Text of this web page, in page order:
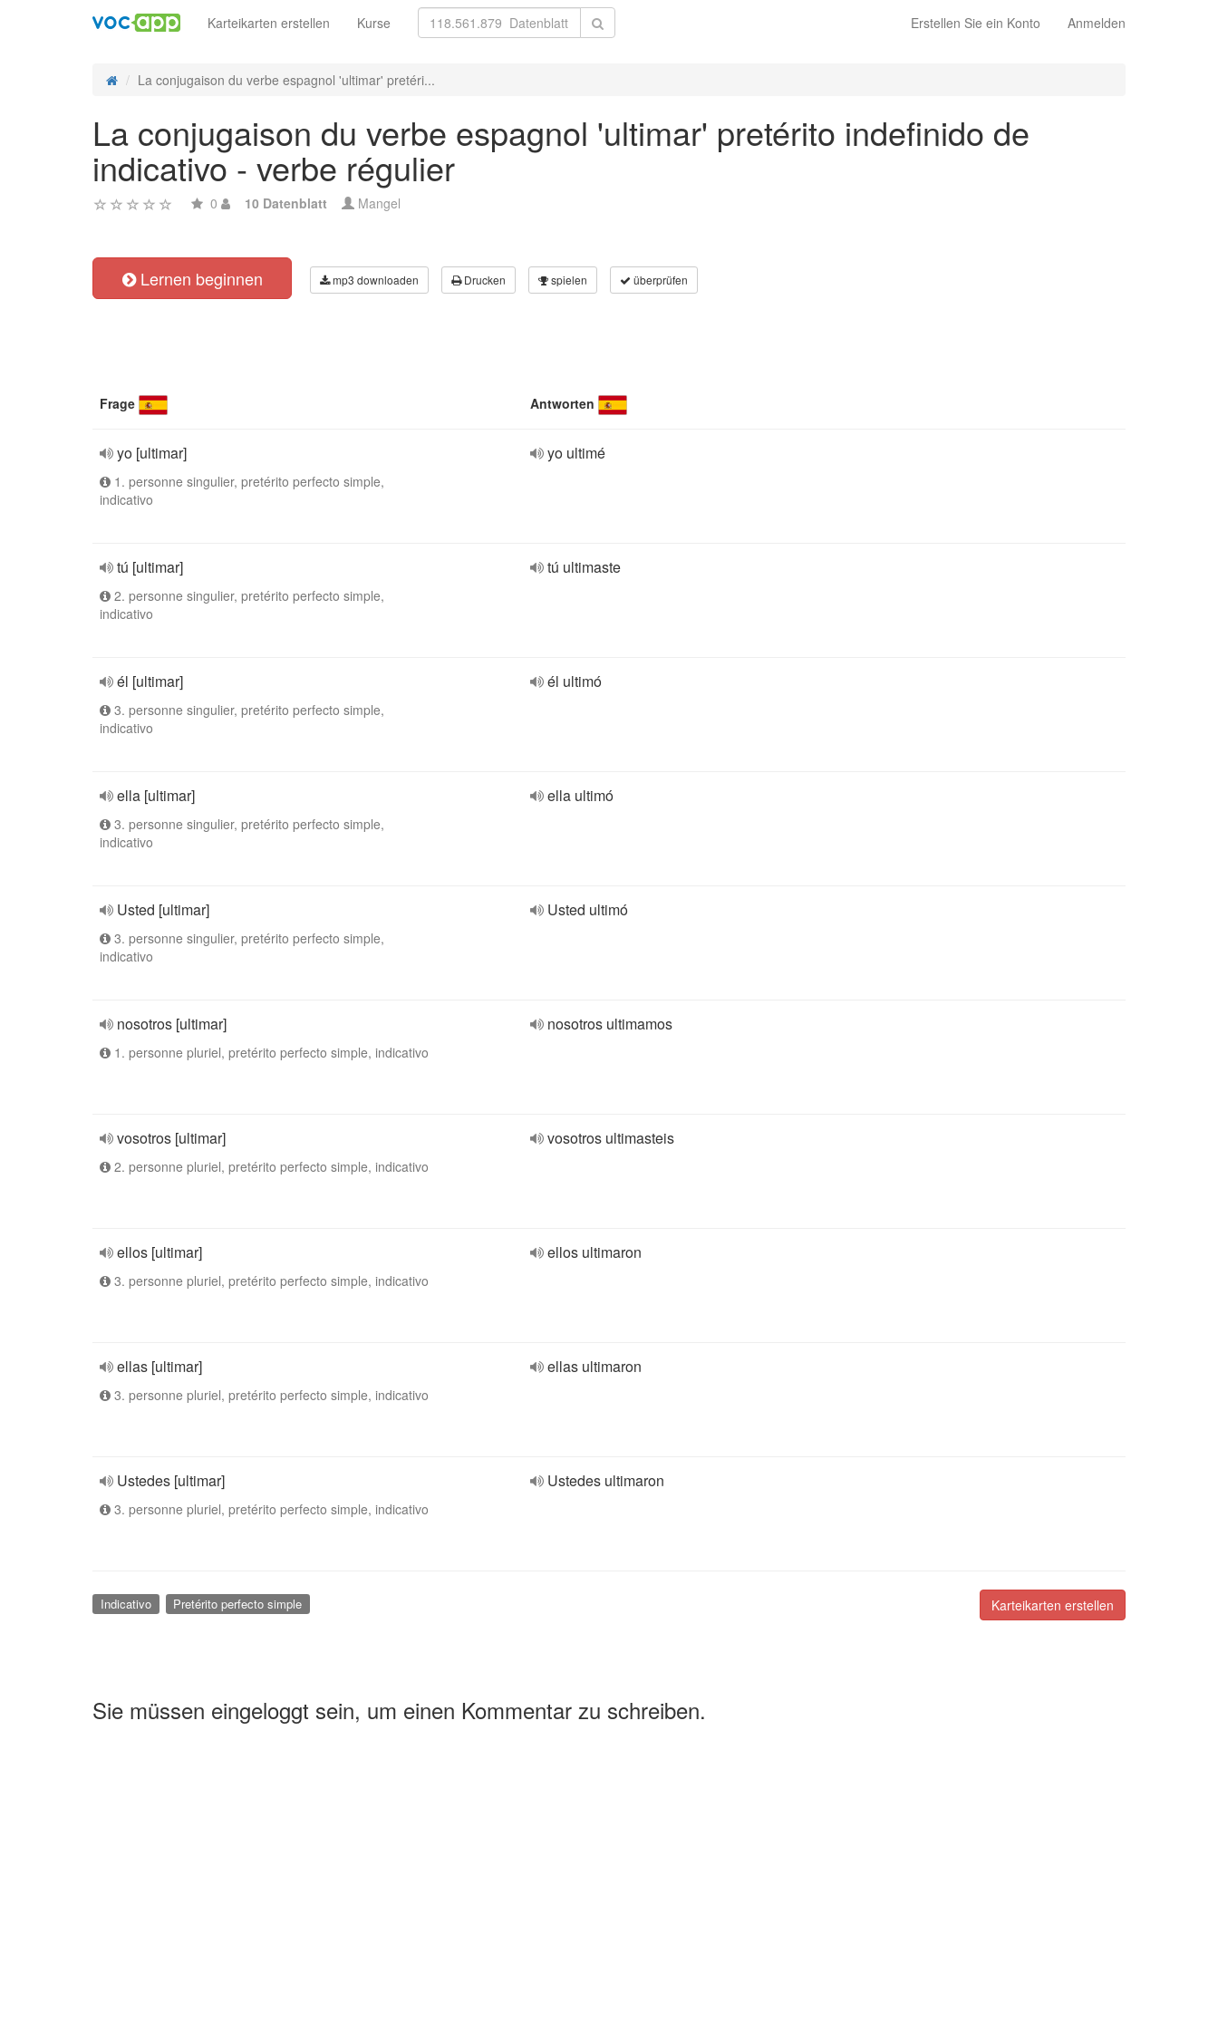
Erstellen Sie ein Konto Anmelden
Karteikarten erstellen Kurse
La conjugaison du verbe espagnol 'ultimar' pretéri...
La conjugaison du verbe espagnol 'ultimar' pretérito indefinido de
indicativo - verbe régulier
0 10 Datenblatt Mangel
Lernen beginnen mp3 downloaden Drucken spielen überprüfen
Frage Antworten
yo [ultimar]
1. personne singulier, pretérito perfecto simple,
indicativo
yo ultimé
tú [ultimar]
2. personne singulier, pretérito perfecto simple,
indicativo
tú ultimaste
él [ultimar]
3. personne singulier, pretérito perfecto simple,
indicativo
él ultimó
ella [ultimar]
3. personne singulier, pretérito perfecto simple,
indicativo
ella ultimó
Usted [ultimar]
3. personne singulier, pretérito perfecto simple,
indicativo
Usted ultimó
nosotros [ultimar]
1. personne pluriel, pretérito perfecto simple, indicativo
nosotros ultimamos
vosotros [ultimar]
2. personne pluriel, pretérito perfecto simple, indicativo
vosotros ultimasteis
ellos [ultimar]
3. personne pluriel, pretérito perfecto simple, indicativo
ellos ultimaron
ellas [ultimar]
3. personne pluriel, pretérito perfecto simple, indicativo
ellas ultimaron
Ustedes [ultimar]
3. personne pluriel, pretérito perfecto simple, indicativo
Ustedes ultimaron
Karteikarten erstellen
Indicativo Pretérito perfecto simple
Sie müssen eingeloggt sein, um einen Kommentar zu schreiben.